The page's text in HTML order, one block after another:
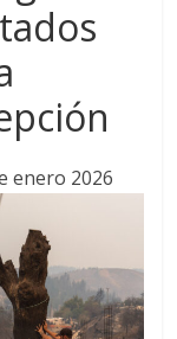
enero 2026